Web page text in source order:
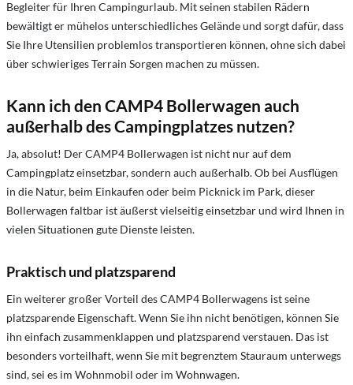
Begleiter für Ihren Campingurlaub. Mit seinen stabilen Rädern
bewältigt er mühelos unterschiedliches Gelände und sorgt dafür, dass
Sie Ihre Utensilien problemlos transportieren können, ohne sich dabei
über schwieriges Terrain Sorgen machen zu müssen.
Kann ich den CAMP4 Bollerwagen auch
außerhalb des Campingplatzes nutzen?
Ja, absolut! Der CAMP4 Bollerwagen ist nicht nur auf dem
Campingplatz einsetzbar, sondern auch außerhalb. Ob bei Ausflügen
in die Natur, beim Einkaufen oder beim Picknick im Park, dieser
Bollerwagen faltbar ist äußerst vielseitig einsetzbar und wird Ihnen in
vielen Situationen gute Dienste leisten.
Praktisch und platzsparend
Ein weiterer großer Vorteil des CAMP4 Bollerwagens ist seine
platzsparende Eigenschaft. Wenn Sie ihn nicht benötigen, können Sie
ihn einfach zusammenklappen und platzsparend verstauen. Das ist
besonders vorteilhaft, wenn Sie mit begrenztem Stauraum unterwegs
sind, sei es im Wohnmobil oder im Wohnwagen.